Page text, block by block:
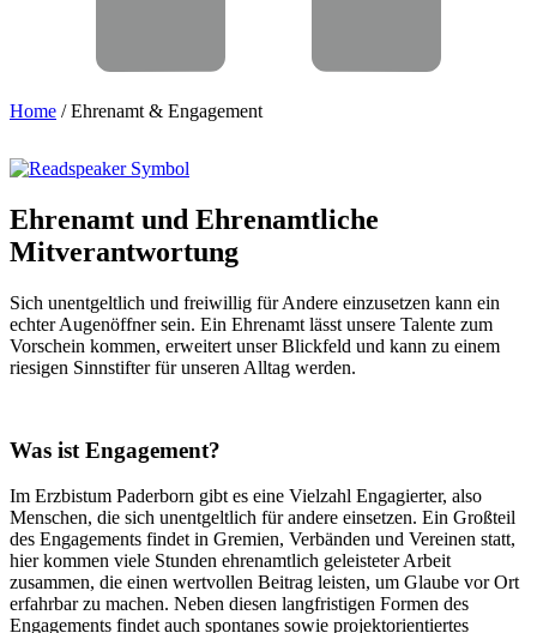
Home /Ehrenamt & Engagement
Ehrenamt und Ehrenamtliche
Mitverantwortung
Sich unentgeltlich und freiwillig für Andere einzusetzen kann ein
echter Augenöffner sein. Ein Ehrenamt lässt unsere Talente zum
Vorschein kommen, erweitert unser Blickfeld und kann zu einem
riesigen Sinnstifter für unseren Alltag werden.
Was ist Engagement?
Im Erzbistum Paderborn gibt es eine Vielzahl Engagierter, also
Menschen, die sich unentgeltlich für andere einsetzen. Ein Großteil
des Engagements findet in Gremien, Verbänden und Vereinen statt,
hier kommen viele Stunden ehrenamtlich geleisteter Arbeit
zusammen, die einen wertvollen Beitrag leisten, um Glaube vor Ort
erfahrbar zu machen. Neben diesen langfristigen Formen des
Engagements findet auch spontanes sowie projektorientiertes